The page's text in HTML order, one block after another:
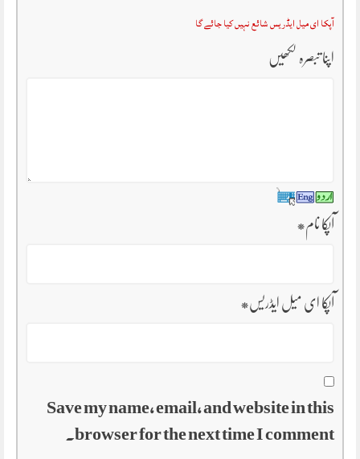
آپکا ای میل ایڈریس شائع نہیں کیا جائے گا
اپنا تبصرہ لکھیں
آپکا نام*
آپکا ای میل ایڈریس*
Save my name, email, and website in this
browser for the next time I comment.